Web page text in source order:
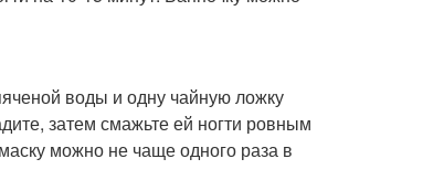
воды и одну чайную ложку
затем смажьте ей ногти ровным
можно не чаще одного раза в